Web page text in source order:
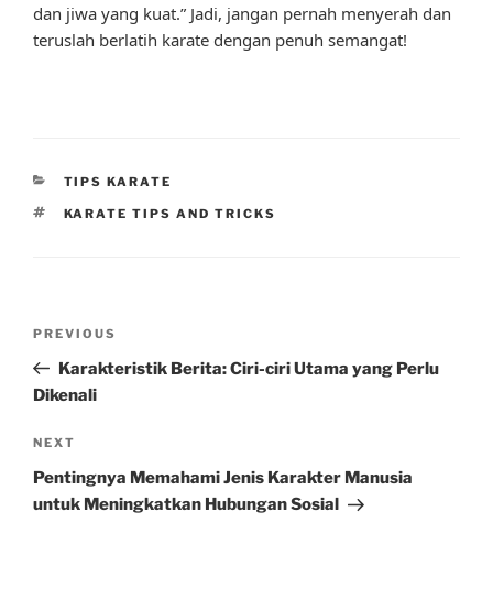
dan jiwa yang kuat.” Jadi, jangan pernah menyerah dan
teruslah berlatih karate dengan penuh semangat!
CATEGORIES
TIPS KARATE
TAGS
KARATE TIPS AND TRICKS
Previous
Post
PREVIOUS
Karakteristik Berita: Ciri-ciri Utama yang Perlu
Dikenali
Next
Post
NEXT
Pentingnya Memahami Jenis Karakter Manusia
untuk Meningkatkan Hubungan Sosial